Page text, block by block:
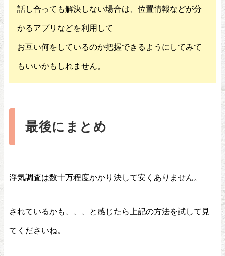
話し合っても解決しない場合は、位置情報などが分
かるアプリなどを利用して
お互い何をしているのか把握できるようにしてみて
もいいかもしれません。
最後にまとめ
浮気調査は数十万程度かかり決して安くありません。
されているかも、、、と感じたら上記の方法を試して見
てくださいね。